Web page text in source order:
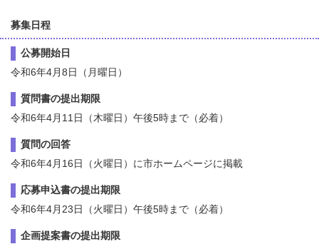
募集日程
公募開始日
令和6年4月8日（月曜日）
質問書の提出期限
令和6年4月11日（木曜日）午後5時まで（必着）
質問の回答
令和6年4月16日（火曜日）に市ホームページに掲載
応募申込書の提出期限
令和6年4月23日（火曜日）午後5時まで（必着）
企画提案書の提出期限